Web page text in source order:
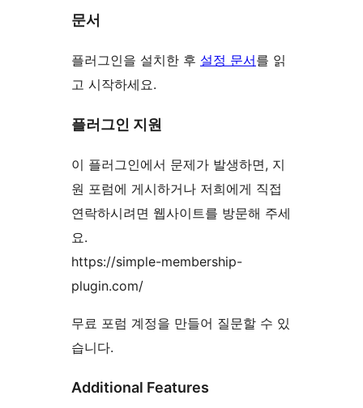
문서
플러그인을 설치한 후 설정 문서를 읽
고 시작하세요.
플러그인 지원
이 플러그인에서 문제가 발생하면, 지
원 포럼에 게시하거나 저희에게 직접
연락하시려면 웹사이트를 방문해 주세
요.
https://simple-membership-
plugin.com/
무료 포럼 계정을 만들어 질문할 수 있
습니다.
Additional Features